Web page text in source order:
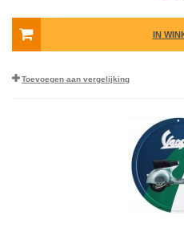
IN
Toevoegen aan vergelijking